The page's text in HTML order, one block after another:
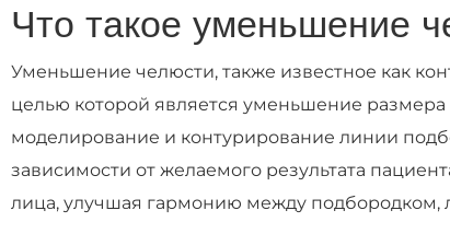
Что такое уменьшение
Уменьшение челюсти, также известное как
целью которой является уменьшение
моделирование и контурирование линии
зависимости от желаемого результата
лица, улучшая гармонию между подбородком,